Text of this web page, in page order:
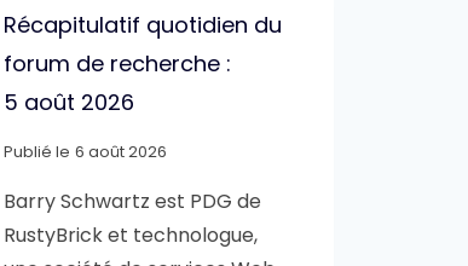
Récapitulatif quotidien du
forum de recherche :
5 août 2026
Publié le 6 août 2026
Barry Schwartz est PDG de
RustyBrick et technologue,